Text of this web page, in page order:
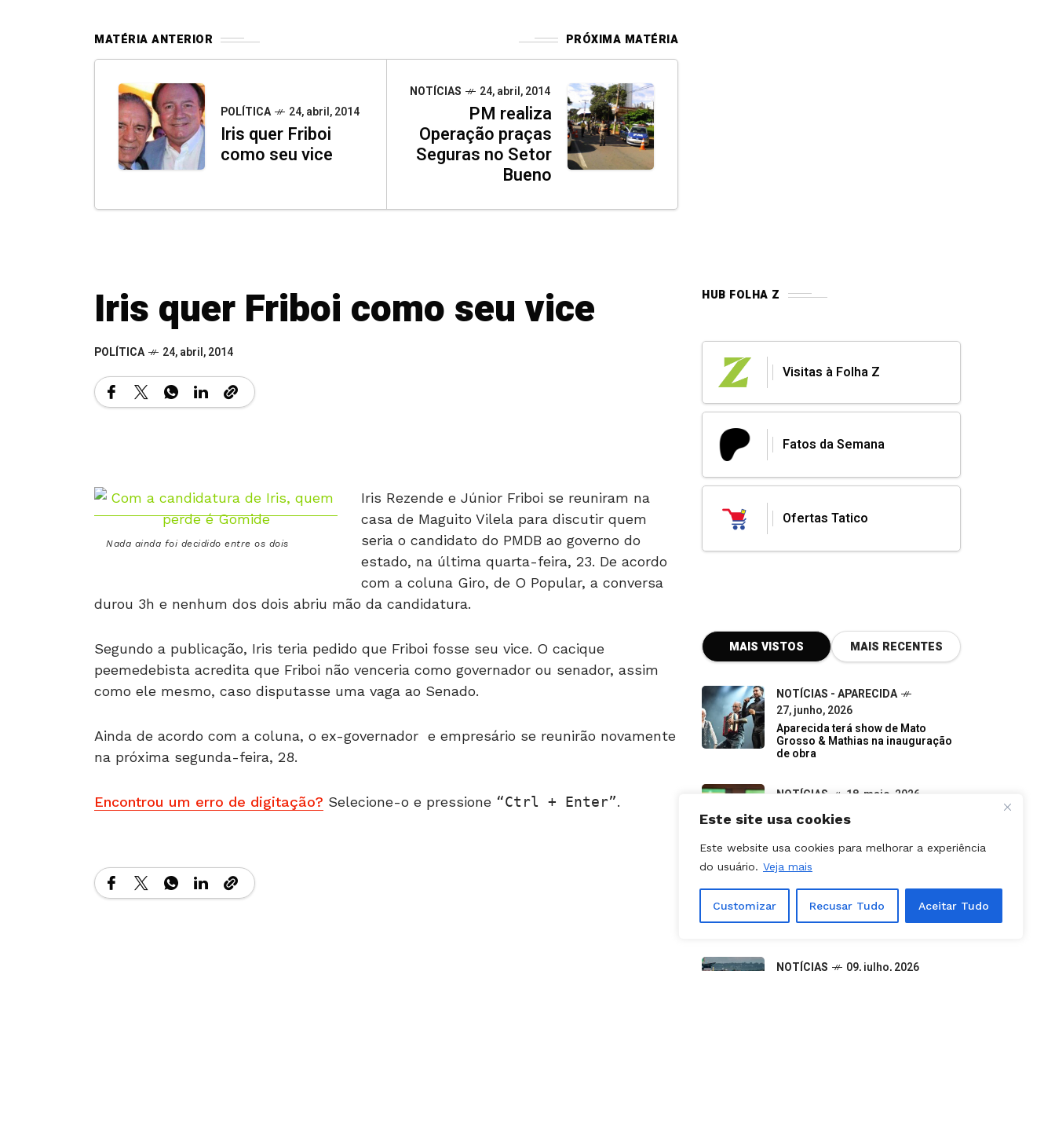
Este site usa cookies
Este website usa cookies para melhorar a experiência
do usuário. Veja mais
Customizar Recusar Tudo Aceitar Tudo
MATÉRIA ANTERIOR PRÓXIMA MATÉRIA
POLÍTICA 24, abril, 2014
Iris quer Friboi
como seu vice
NOTÍCIAS 24, abril, 2014
PM realiza
Operação praças
Seguras no Setor
Bueno
Iris quer Friboi como seu vice
POLÍTICA 24, abril, 2014
Nada ainda foi decidido entre os dois
casa de Maguito Vilela para discutir quem
seria o candidato do PMDB ao governo do
estado, na última quarta-feira, 23. De acordo
com a coluna Giro, de O Popular, a conversa
durou 3h e nenhum dos dois abriu mão da candidatura.
peemedebista acredita que Friboi não venceria como governador ou senador, assim
como ele mesmo, caso disputasse uma vaga ao Senado.
na próxima segunda-feira, 28.
HUB FOLHA Z
Visitas à Folha Z
Fatos da Semana
Ofertas Tatico
NOTÍCIAS - APARECIDA
Aparecida terá show de Mato
Grosso & Mathias na inauguração
de obra
NOTÍCIAS
suplência em meio à disputa por
vagas ao Senado
NOTÍCIAS
07, junho, 2026
Do descarte à oportunidade:
pequenos negócios impulsionam a
NOTÍCIAS
09, julho, 2026
Porsche Cup previstas para
outubro em Goiânia